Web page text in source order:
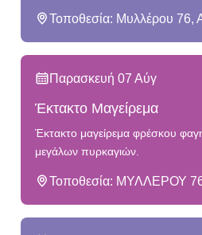
Τοποθεσία: Μυλλέρου 76,
Παρασκευή 07 Αύγ
Έκτακτο Μαγείρεμα
Έκτακτο μαγείρεμα φρέσκου
μεγάλων πυρκαγιών.
Τοποθεσία: ΜΥΛΛΕΡΟΥ